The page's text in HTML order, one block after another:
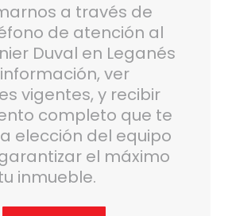
a través de
de atención al
Duval en Leganés
ver
vigentes, y recibir
completo que te
elección del equipo
el máximo
inmueble.